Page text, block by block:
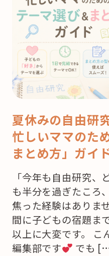
夏休みの自由研
忙しいママのた
まとめ方」ガイ
「今年も自由研究
も半分を過ぎたころ
焦った経験はありま
間に子どもの宿題ま
以上に大変です。 こ
編集部です
でも